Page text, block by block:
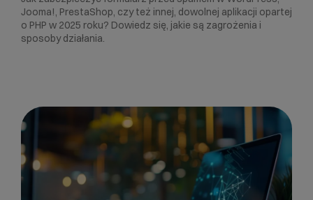
Jooma!, PrestaShop, czy też innej, dowolnej aplikacji opartej
o PHP w 2025 roku? Dowiedz się, jakie są zagrożenia i
sposoby działania.